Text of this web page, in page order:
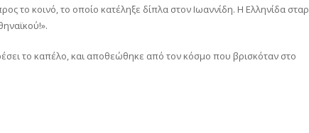
το κοινό, το οποίο κατέληξε δίπλα στον Ιωαννίδη. Η Ελληνίδα σταρ
το καπέλο, και αποθεώθηκε από τον κόσμο που βρισκόταν στο